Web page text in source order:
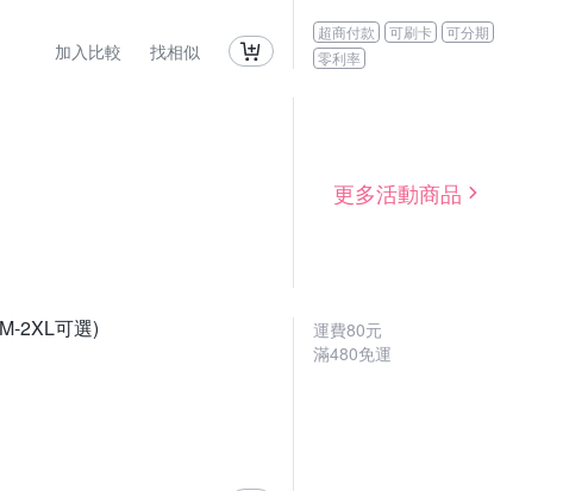
加入比較 找相似
超商付款 可刷卡
可分期
零利率
更多活動商品
2XL可選)
運費80元
滿480免運